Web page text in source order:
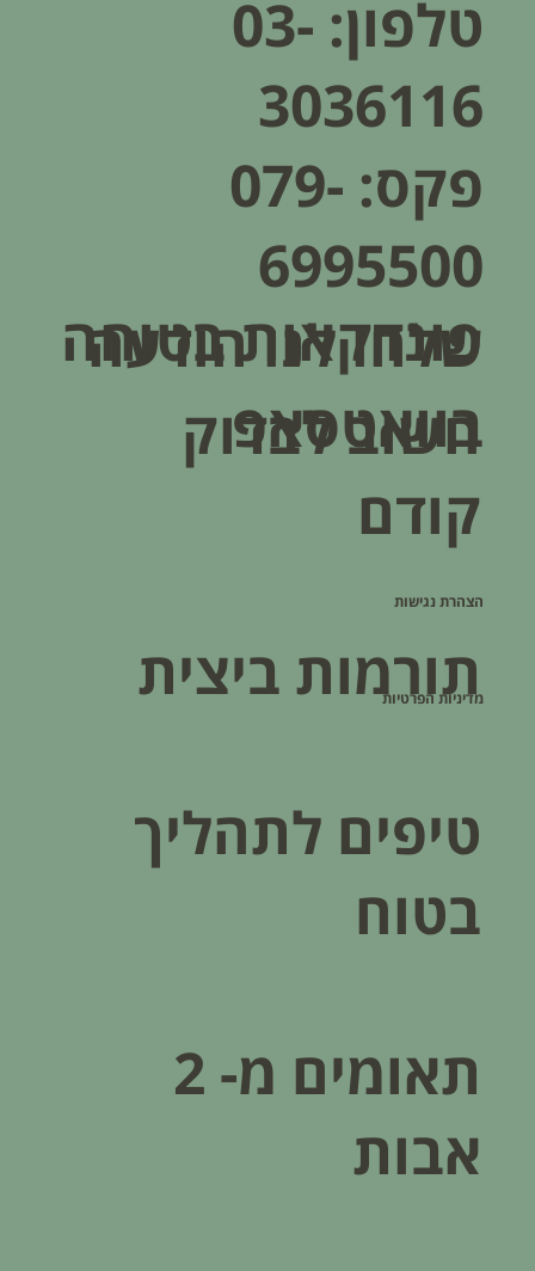
טלפון: 03-
3036116
פקס: 079-
6995500
שלחו לנו הודעה
בוואטסאפ
הצהרת נגישות
מדיניות הפרטיות
פונדקאות בטוחה
חשוב לבדוק
קודם
תורמות ביצית
טיפים לתהליך
בטוח
תאומים מ- 2
אבות